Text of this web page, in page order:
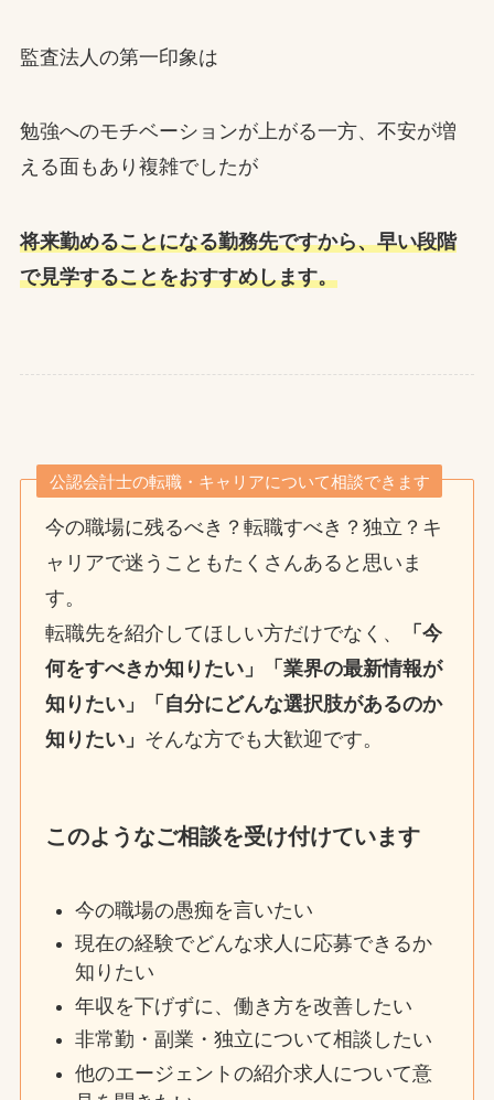
監査法人の第一印象は
勉強へのモチベーションが上がる一方、不安が増
える面もあり複雑でしたが
将来勤めることになる勤務先ですから、早い段階
で見学することをおすすめします。
公認会計士の転職・キャリアについて相談できます
今の職場に残るべき？転職すべき？独立？キ
ャリアで迷うこともたくさんあると思いま
す。
転職先を紹介してほしい方だけでなく、
「今
何をすべきか知りたい」「業界の最新情報が
知りたい」「自分にどんな選択肢があるのか
知りたい」 そんな方でも大歓迎です。
このようなご相談を受け付けています
今の職場の愚痴を言いたい
現在の経験でどんな求人に応募できるか
知りたい
年収を下げずに、働き方を改善したい
非常勤・副業・独立について相談したい
他のエージェントの紹介求人について意